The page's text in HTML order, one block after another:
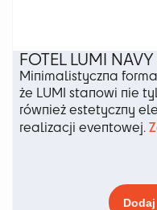
FOTEL LUMI NAVY
Minimalistyczna
że LUMI stanowi nie
również estetyczny
realizacji eventowej.